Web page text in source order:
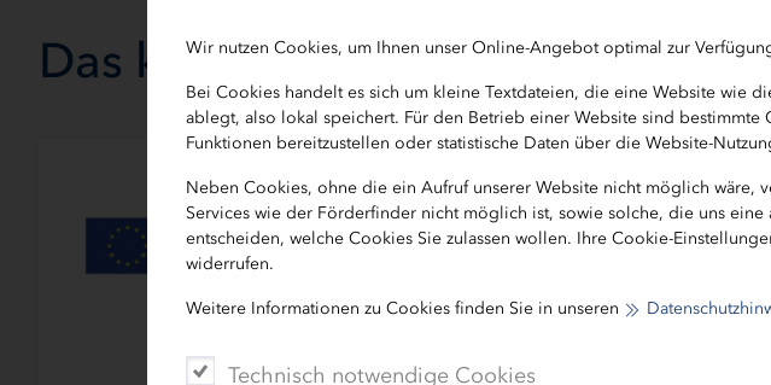
Wir nutzen Cookies, um Ihnen unser Online-Angebot optimal zur
Bei Cookies handelt es sich um kleine Textdateien, die eine Website wie
ablegt, also lokal speichert. Für den Betrieb einer Website sind
Funktionen bereitzustellen oder statistische Daten über die Website-
Neben Cookies, ohne die ein Aufruf unserer Website nicht möglich
Services wie der Förderfinder nicht möglich ist, sowie solche, die uns
entscheiden, welche Cookies Sie zulassen wollen. Ihre Cookie-
widerrufen.
Weitere Informationen zu Cookies finden Sie in unseren
Technisch notwendige Cookies
Das könnte Sie auch